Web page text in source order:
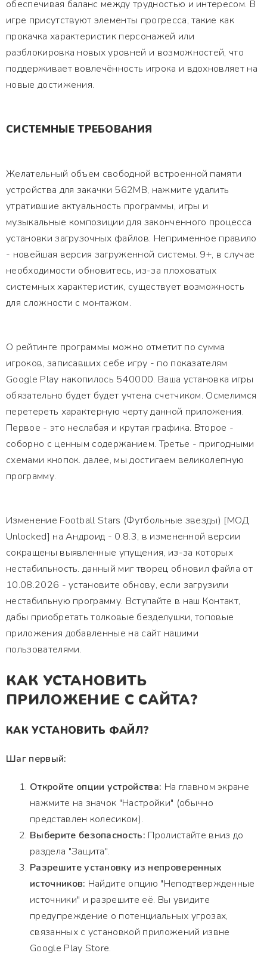
обеспечивая баланс между трудностью и интересом. В
игре присутствуют элементы прогресса, такие как
прокачка характеристик персонажей или
разблокировка новых уровней и возможностей, что
поддерживает вовлечённость игрока и вдохновляет на
новые достижения.
СИСТЕМНЫЕ ТРЕБОВАНИЯ
Желательный объем свободной встроенной памяти
устройства для закачки 562MB, нажмите удалить
утратившие актуальность программы, игры и
музыкальные композиции для законченного процесса
установки загрузочных файлов. Неприменное правило
- новейшая версия загруженной системы. 9+, в случае
необходимости обновитесь, из-за плоховатых
системных характеристик, существует возможность
для сложности с монтажом.
О рейтинге программы можно отметит по сумма
игроков, записавших себе игру - по показателям
Google Play накопилось 540000. Ваша установка игры
обязательно будет будет учтена счетчиком. Осмелимся
перетереть характерную черту данной приложения.
Первое - это неслабая и крутая графика. Второе -
соборно с ценным содержанием. Третье - пригодными
схемами кнопок. далее, мы достигаем великолепную
программу.
Изменение Football Stars (Футбольные звезды) [МОД
Unlocked] на Андроид - 0.8.3, в измененной версии
сокращены выявленные упущения, из-за которых
нестабильность. данный миг творец обновил файла от
10.08.2026 - установите обнову, если загрузили
нестабильную программу. Вступайте в наш Контакт,
дабы приобретать толковые безделушки, топовые
приложения добавленные на сайт нашими
пользователями.
КАК УСТАНОВИТЬ
ПРИЛОЖЕНИЕ С САЙТА?
КАК УСТАНОВИТЬ ФАЙЛ?
Шаг первый:
Откройте опции устройства: На главном экране
нажмите на значок "Настройки" (обычно
представлен колесиком).
Выберите безопасность: Пролистайте вниз до
раздела "Защита".
Разрешите установку из непроверенных
источников: Найдите опцию "Неподтвержденные
источники" и разрешите её. Вы увидите
предупреждение о потенциальных угрозах,
связанных с установкой приложений извне
Google Play Store.